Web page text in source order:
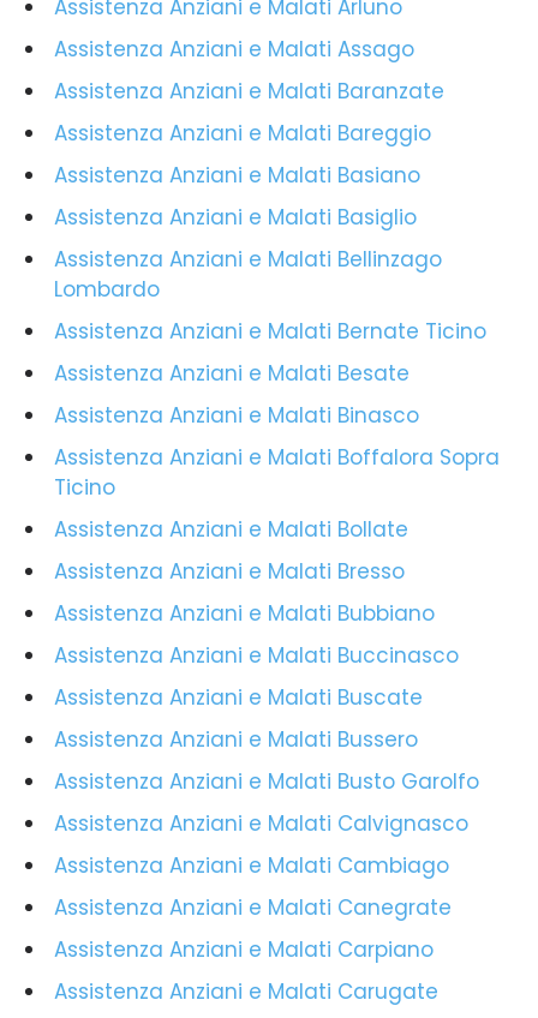
Assistenza Anziani e Malati Arluno
Assistenza Anziani e Malati Assago
Assistenza Anziani e Malati Baranzate
Assistenza Anziani e Malati Bareggio
Assistenza Anziani e Malati Basiano
Assistenza Anziani e Malati Basiglio
Assistenza Anziani e Malati Bellinzago
Lombardo
Assistenza Anziani e Malati Bernate Ticino
Assistenza Anziani e Malati Besate
Assistenza Anziani e Malati Binasco
Assistenza Anziani e Malati Boffalora Sopra
Ticino
Assistenza Anziani e Malati Bollate
Assistenza Anziani e Malati Bresso
Assistenza Anziani e Malati Bubbiano
Assistenza Anziani e Malati Buccinasco
Assistenza Anziani e Malati Buscate
Assistenza Anziani e Malati Bussero
Assistenza Anziani e Malati Busto Garolfo
Assistenza Anziani e Malati Calvignasco
Assistenza Anziani e Malati Cambiago
Assistenza Anziani e Malati Canegrate
Assistenza Anziani e Malati Carpiano
Assistenza Anziani e Malati Carugate